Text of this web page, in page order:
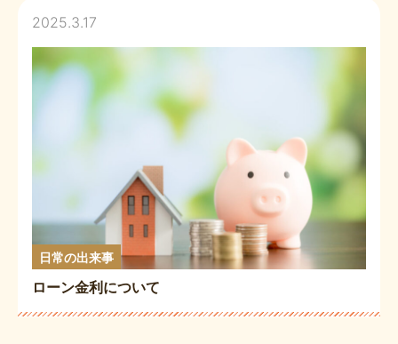
2025.3.17
日常の出来事
ローン金利について